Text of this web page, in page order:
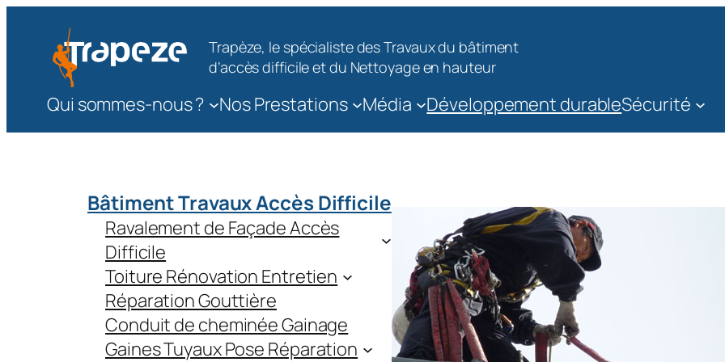
contenu
Trapèze, le spécialiste des Travaux du bâtiment
d’accès difficile et du Nettoyage en hauteur
Qui sommes-nous ? Nos Prestations Média Développement durableSécurité
Bâtiment Travaux Accès Difficile
Ravalement de Façade Accès
Difficile
Toiture Rénovation Entretien
Réparation Gouttière
Conduit de cheminée Gainage
Gaines Tuyaux Pose Réparation